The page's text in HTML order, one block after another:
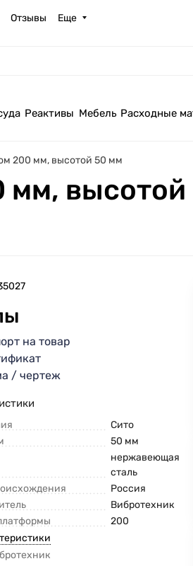
Отзывы Еще
Реактивы Мебель Расходные
200 мм, высотой 50 мм
мм,
на товар
/ чертеж
Сито
50 мм
нержавеющая
сталь
Россия
Вибротехник
200